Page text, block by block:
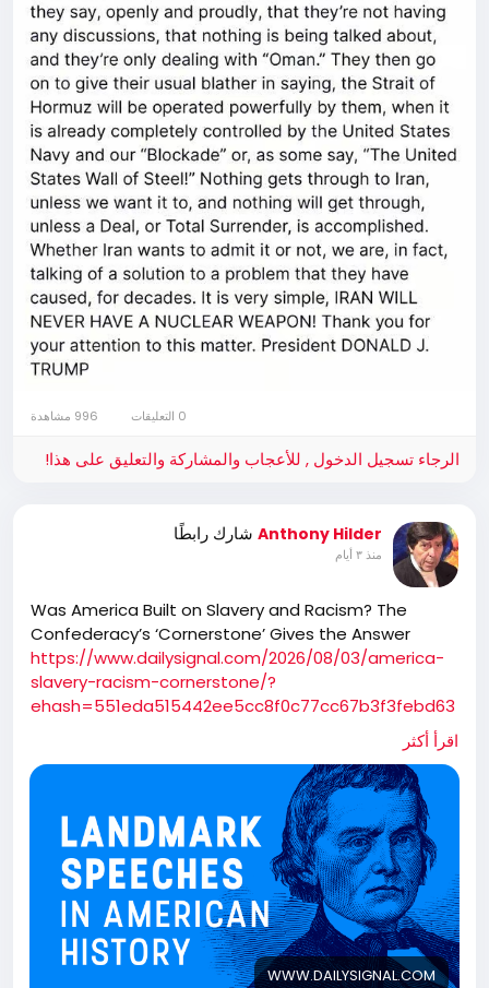
really are by laughing at the brutal hammer murder
of Ann Widdecombe and celebrating the death of
Rod Liddle, but I still don’t want them cancelled or
arrested because free speech is too important and
we’re not like them.
الرجاء تسجيل الدخول , للأعجاب والمشاركة والتعليق على هذا!
Anthony Hilder شارك رابطًا
منذ ٣ أيام
Was America Built on Slavery and Racism? The
Confederacy’s ‘Cornerstone’ Gives the Answer
https://www.dailysignal.com/2026/08/03/america-
slavery-racism-cornerstone/?
ehash=551eda515442ee5cc8f0c77cc67b3f3febd63
142ec0dc6cef1d4521e5ea666eb&_bhlid=4ce041e5e
اقرأ أكثر
WWW.DAILYSIGNAL.COM